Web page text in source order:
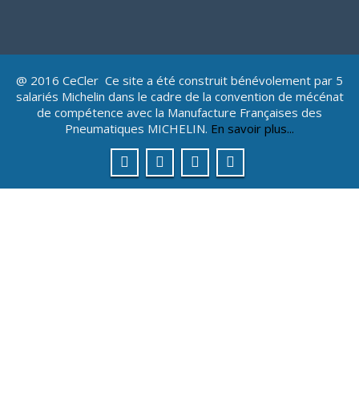
@ 2016 CeCler Ce site a été construit bénévolement par 5
salariés Michelin dans le cadre de la convention de mécénat
de compétence avec la Manufacture Françaises des
Pneumatiques MICHELIN. En savoir plus...